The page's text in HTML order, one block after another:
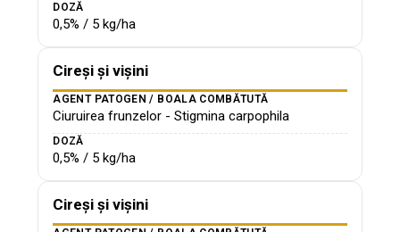
DOZĂ
0,5% / 5 kg/ha
Cireși și vișini
AGENT PATOGEN / BOALA COMBĂTUTĂ
Ciuruirea frunzelor - Stigmina carpophila
DOZĂ
0,5% / 5 kg/ha
Cireși și vișini